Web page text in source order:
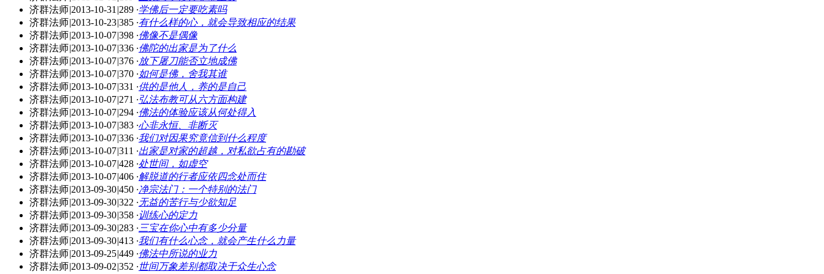
济群法师|2013-10-31 |289 ·学佛后一定要吃素吗
济群法师|2013-10-23|385 ·有什么样的心，就会导致相应的结果
济群法师|2013-10-07|398 ·佛像不是偶像
济群法师|2013-10-07|336 ·佛陀的出家是为了什么
济群法师|2013-10-07|376 ·放下屠刀能否立地成佛
济群法师|2013-10-07|370 ·如何是佛，舍我其谁
济群法师|2013-10-07|331 ·供的是他人，养的是自己
济群法师|2013-10-07|271 ·弘法布教可从六方面构建
济群法师|2013-10-07|294 ·佛法的体验应该从何处得入
济群法师|2013-10-07|383 ·心非永恒、非断灭
济群法师|2013-10-07|336 ·我们对因果究竟信到什么程度
济群法师|2013-10-07|311 ·出家是对家的超越，对私欲占有的勘破
济群法师|2013-10-07|428 ·处世间，如虚空
济群法师|2013-10-07|406 ·解脱道的行者应依四念处而住
济群法师|2013-09-30|450 ·净宗法门：一个特别的法门
济群法师|2013-09-30|322 ·无益的苦行与少欲知足
济群法师|2013-09-30|358 ·训练心的定力
济群法师|2013-09-30|283 · 三宝在你心中有多少分量
济群法师|2013-09-30|413 ·我们有什么心念，就会产生什么力量
济群法师|2013-09-25|449 ·佛法中所说的业力
济群法师|2013-09-02|352 ·世间万象差别都取决于众生心念